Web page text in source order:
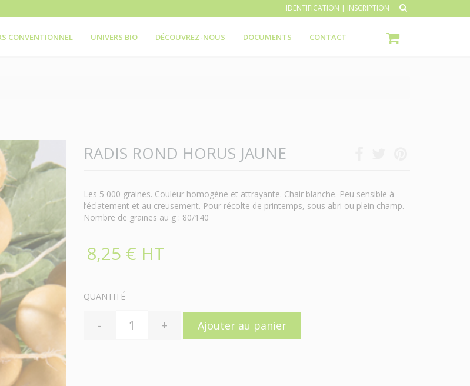
IDENTIFICATION | INSCRIPTION
CONVENTIONNEL UNIVERS BIO DÉCOUVREZ-NOUS DOCUMENTS CONTACT
RADIS ROND HORUS JAUNE
Les 5 000 graines. Couleur homogène et attrayante. Chair blanche. Peu sensible à
l’éclatement et au creusement. Pour récolte de printemps, sous abri ou plein champ.
Nombre de graines au g : 80/140
8,25 € HT
QUANTITÉ
- + Ajouter au panier